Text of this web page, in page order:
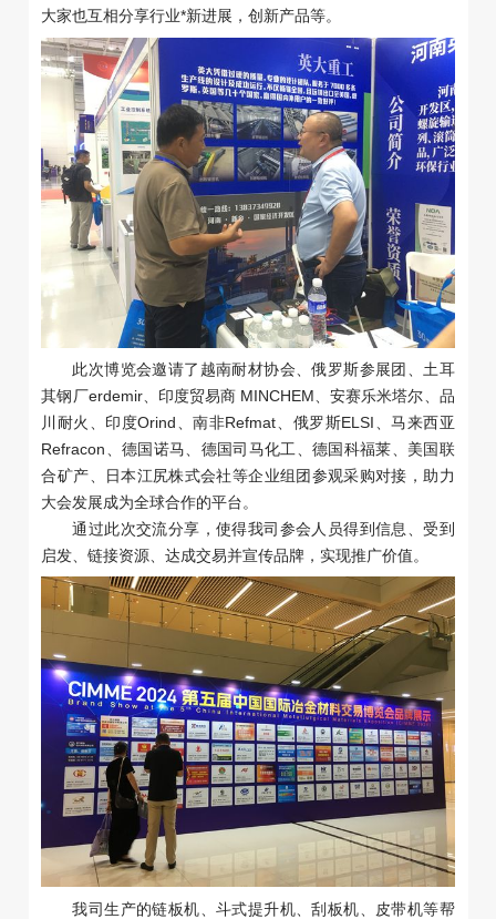
大家也互相分享行业*新进展，创新产品等。
此次博览会邀请了越南耐材协会、俄罗斯参展团、土耳
其钢厂erdemir、印度贸易商 MINCHEM、安赛乐米塔尔、品
川耐火、印度Orind、南非Refmat、俄罗斯ELSI、马来西亚
Refracon、德国诺马、德国司马化工、德国科福莱、美国联
合矿产、日本江尻株式会社等企业组团参观采购对接，助力
大会发展成为全球合作的平台。
通过此次交流分享，使得我司参会人员得到信息、受到
启发、链接资源、达成交易并宣传品牌，实现推广价值。
我司生产的链板机、斗式提升机、刮板机、皮带机等帮